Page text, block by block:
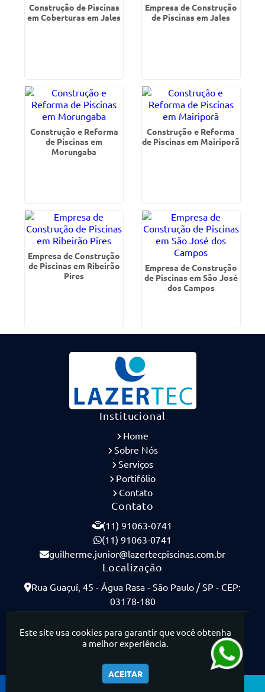
Construção de Piscinas
em Coberturas em Jales
Empresa de Construção
de Piscinas em Jales
Construção e Reforma
de Piscinas em
Morungaba
Construção e Reforma
de Piscinas em Mairiporã
Empresa de Construção
de Piscinas em Ribeirão
Pires
Empresa de Construção
de Piscinas em São José
dos Campos
Institucional
Home
Sobre Nós
Serviços
Portifólio
Contato
Contato
(11) 91063-0741
(11) 91063-0741
guilherme.junior@lazertecpiscinas.com.br
Localização
Rua Guaçuí, 45 - Água Rasa - São Paulo / SP - CEP:
03178-180
Este site usa cookies para garantir que você obtenha
a melhor experiência.
ACEITAR